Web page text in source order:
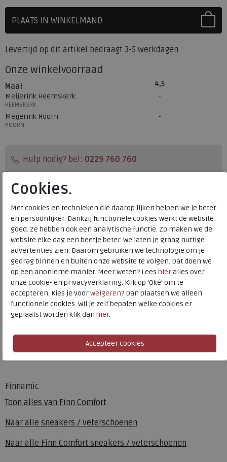
Finnamic
Toon alles van Finn Comfort
Naar alle sneakers / veterschoenen
Naar alle Finn Comfort sneakers / veterschoenen
PLAATS IN WINKELMAND
SELECTEER EERST UW MAAT
Levertijd op dit artikel bedraagt 3-5 werkdagen.
Onze winkelvoorraad
Maat
4,5
Meijerink Heemskerk
HEEMSKERK
Meijerink Hoorn
HOORN
Hulp nodig? bel: 0229 760 760
Voor 14:00 uur besteld = dezelfde werkdag verzonden*
Altijd retourneren, binnen 1 werkdag terugbetaald
Merk
Finn Comfort
Fabrikantcode
2951.901339
Bestelcode
Kleur
Panterprint
Materiaal
Nubuck
Uitneembaar voetbed
ja
Hakhoogte
1.00 cm
Cookies.
Met cookies en technieken die daarop lijken helpen we je beter
en persoonlijker. Dankzij functionele cookies werkt de website
goed. Ze hebben ook een analytische functie. Zo maken we de
website elke dag een beetje beter. We laten je graag nuttige
advertenties zien. Daarom gebruiken we technologie om je
gedrag binnen en buiten onze website te volgen. Dat doen we
op een anonieme manier. Meer weten? Lees hieralles over
onze cookie- en privacyverklaring. Klik op 'Oké' om te
accepteren. Kies je voorweigeren? Dan plaatsen we alleen
functionele cookies. Wil je zelf bepalen welke cookies er
geplaatst worden klik dan hier.